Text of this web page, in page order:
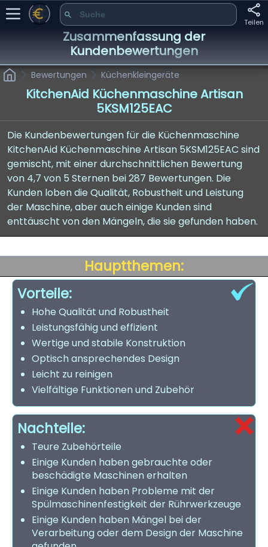
Teilen
Zusammenfassung der
Kundenbewertungen
Bewertungen Küchenkleingeräte
KitchenAid Küchenmaschine Artisan
5KSM125EAC
Die Kundenbewertungen für die Küchenmaschine
KitchenAid Küchenmaschine Artisan 5KSM125EAC sind
gemischt, mit einer durchschnittlichen Bewertung
von 4,7 von 5 Sternen bei 287 Bewertungen. Die
Kunden loben die Qualität, Robustheit und Leistung
der Maschine, aber auch einige Kunden sind
enttäuscht von den Mängeln, die sie gefunden haben.
Hauptthemen:
Vorteile:
Hohe Qualität und Robustheit
Leistungsfähig und effizient
Wertige und stabile Konstruktion
Optisch ansprechendes Design
Leicht zu reinigen
Vielfältige Funktionen und Zubehör
Nachteile:
Teure Zubehörteile
Einige Kunden haben gebrauchte oder
beschädigte Maschinen erhalten
Einige Kunden haben Probleme mit der
Spülmaschinenfestigkeit der Rührwerkzeuge
Einige Kunden haben Mängel bei der
Verarbeitung oder dem Design der Maschine